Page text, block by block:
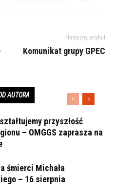
Następny artykuł
Komunikat grupy GPEC
AUTORA
przyszłość
– OMGGS zaprasza na
śmierci Michała
– 16 sierpnia